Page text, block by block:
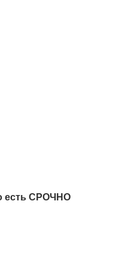
есть СРОЧНО